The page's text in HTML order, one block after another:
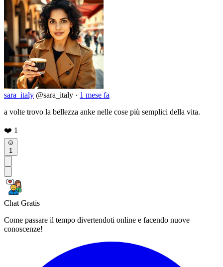
sara_italy @sara_italy · 1 mese fa
a volte trovo la bellezza anke nelle cose più semplici della vita.
❤️ 1
1
Chat Gratis
Come passare il tempo divertendoti online e facendo nuove
conoscenze!